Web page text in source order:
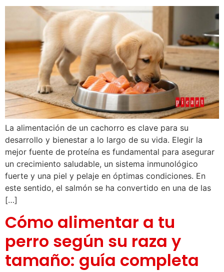
La alimentación de un cachorro es clave para su
desarrollo y bienestar a lo largo de su vida. Elegir la
mejor fuente de proteína es fundamental para asegurar
un crecimiento saludable, un sistema inmunológico
fuerte y una piel y pelaje en óptimas condiciones. En
este sentido, el salmón se ha convertido en una de las
[…]
Cómo alimentar a tu
perro según su raza y
tamaño: guía completa